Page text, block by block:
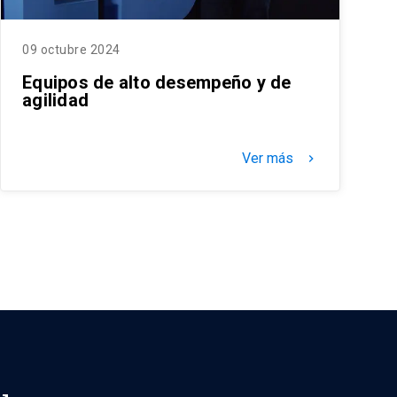
09 octubre 2024
Equipos de alto desempeño y de
agilidad
Ver más keyboard_arrow_right